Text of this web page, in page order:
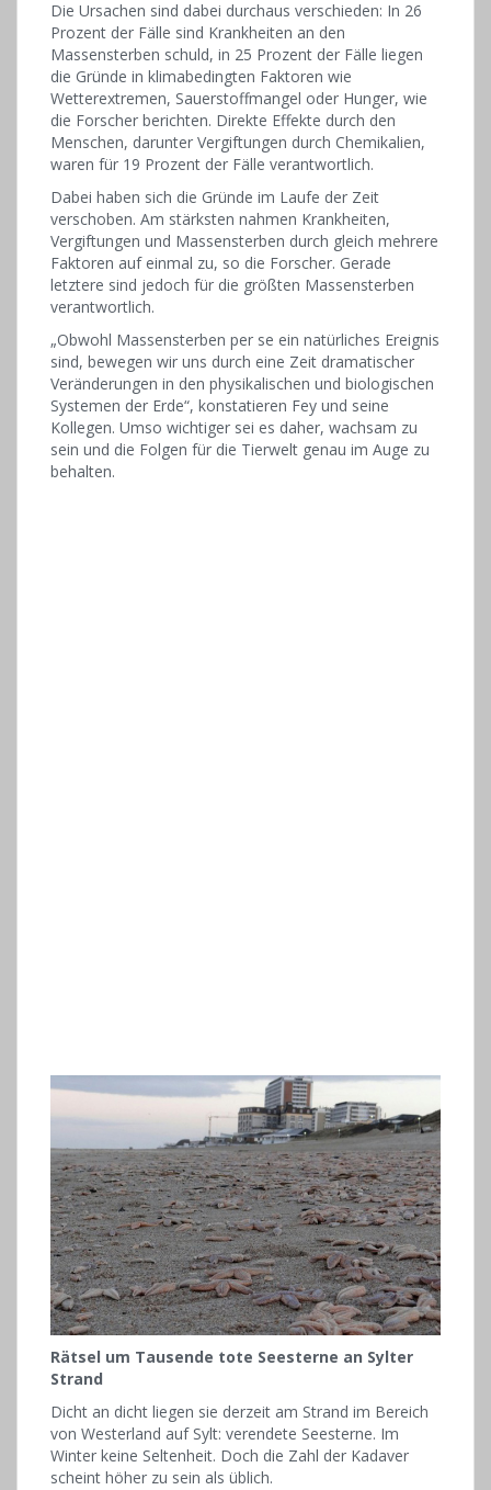
Die Ursachen sind dabei durchaus verschieden: In 26
Prozent der Fälle sind Krankheiten an den
Massensterben schuld, in 25 Prozent der Fälle liegen
die Gründe in klimabedingten Faktoren wie
Wetterextremen, Sauerstoffmangel oder Hunger, wie
die Forscher berichten. Direkte Effekte durch den
Menschen, darunter Vergiftungen durch Chemikalien,
waren für 19 Prozent der Fälle verantwortlich.
Dabei haben sich die Gründe im Laufe der Zeit
verschoben. Am stärksten nahmen Krankheiten,
Vergiftungen und Massensterben durch gleich mehrere
Faktoren auf einmal zu, so die Forscher. Gerade
letztere sind jedoch für die größten Massensterben
verantwortlich.
„Obwohl Massensterben per se ein natürliches Ereignis
sind, bewegen wir uns durch eine Zeit dramatischer
Veränderungen in den physikalischen und biologischen
Systemen der Erde“, konstatieren Fey und seine
Kollegen. Umso wichtiger sei es daher, wachsam zu
sein und die Folgen für die Tierwelt genau im Auge zu
behalten.
Rätsel um Tausende tote Seesterne an Sylter
Strand
Dicht an dicht liegen sie derzeit am Strand im Bereich
von Westerland auf Sylt: verendete Seesterne. Im
Winter keine Seltenheit. Doch die Zahl der Kadaver
scheint höher zu sein als üblich.